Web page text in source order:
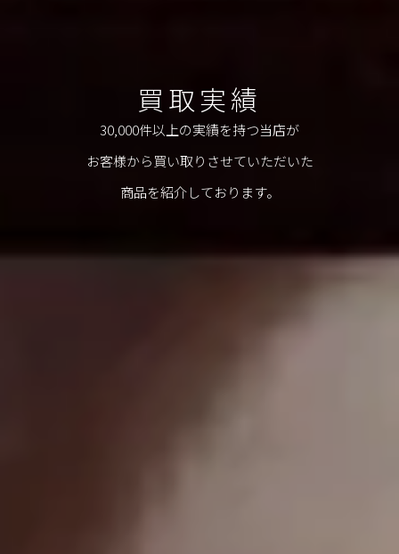
買取実績
30,000件以上の実績を持つ当店が
お客様から買い取りさせていただいた
商品を紹介しております。